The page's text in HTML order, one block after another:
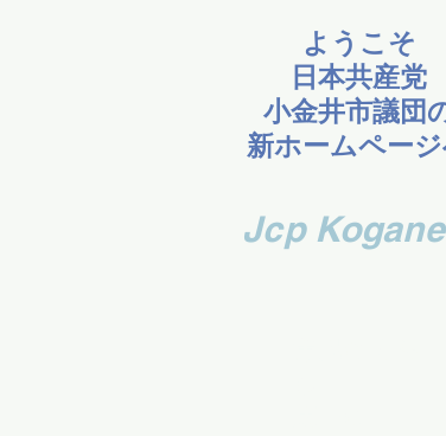
ようこそ
日本共産党
小金井市議団
新ホームペー
​Jcp